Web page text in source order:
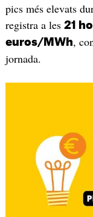
pics més elevats
registra a les 21
euros/MWh,
jornada.